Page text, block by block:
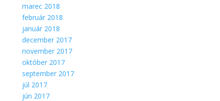
marec 2018
február 2018
január 2018
december 2017
november 2017
október 2017
september 2017
júl 2017
jún 2017